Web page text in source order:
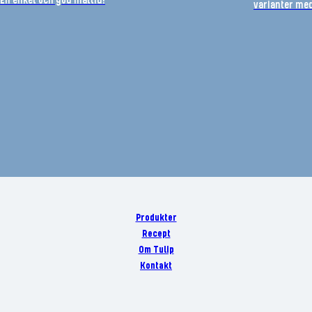
varianter
Produkter
Recept
Om Tulip
Kontakt